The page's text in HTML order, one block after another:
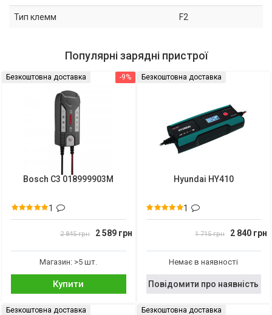
Тип клемм F2
Популярні зарядні пристрої
-9%
Безкоштовна доставка
Bosch C3 018999903M
1
2 845 грн 2 589 грн
Магазин: >5 шт.
Купити
Безкоштовна доставка
Hyundai HY410
1
1 715 грн 2 840 грн
Немає в наявності
Повідомити про наявність
Безкоштовна доставка Безкоштовна доставка